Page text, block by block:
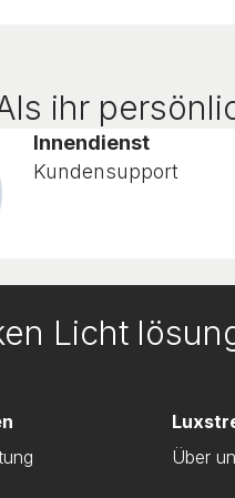
ihr
Innendienst
Kundensupport
Licht
Über